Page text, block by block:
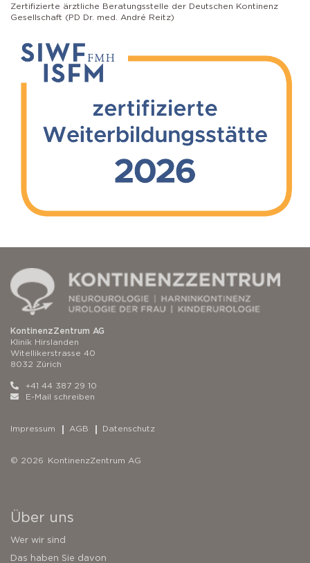
Zertifizierte ärztliche Beratungsstelle der Deutschen Kontinenz
Gesellschaft (PD Dr. med. André Reitz)
KontinenzZentrum AG
Klinik Hirslanden
Witellikerstrasse 40
8032 Zürich
+41 44 387 29 10
E-Mail schreiben
Impressum AGB Datenschutz
© 2026 KontinenzZentrum AG
Über uns
Wer wir sind
Das haben Sie davon